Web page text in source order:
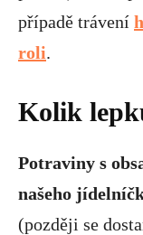
případě trávení
roli.
Kolik
Potraviny s
našeho
(později se